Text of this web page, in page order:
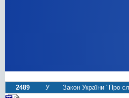
2489 У Закон України "Про